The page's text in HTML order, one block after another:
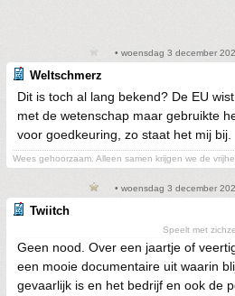
• woensdag 3 december
Weltschmerz
Dit is toch al lang bekend? De EU
met de wetenschap maar gebruikte
voor goedkeuring, zo staat het mij bij.
Wees gehoorzaam. Alleen samen krijgen we de
• woensdag 3 december
Twiitch
Speelt met
Geen nood. Over een jaartje of
een mooie documentaire uit waarin
gevaarlijk is en het bedrijf en ook de